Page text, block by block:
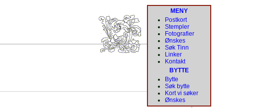
MENY
Postkort
Stempler
Fotografier
Ønskes
Søk Tinn
Linker
Kontakt
BYTTE
Bytte
Søk bytte
Kort vi søker
Ønskes